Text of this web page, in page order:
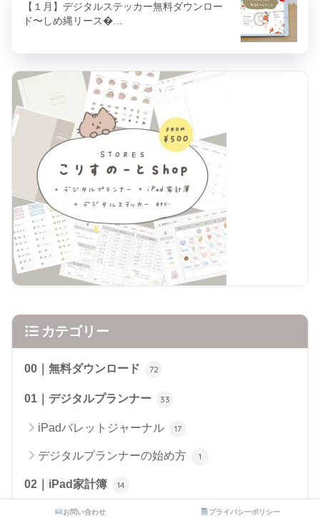
【１月】デジタルステッカー無料ダウンロー
ド〜しめ縄リース�…
カテゴリー
00｜無料ダウンロード 72
01｜デジタルプランナー 33
iPadバレットジャーナル 17
デジタルプランナーの始め方 1
02｜iPad家計簿 14
03｜デジタルステッカー
お問い合わせ プライバシーポリシー